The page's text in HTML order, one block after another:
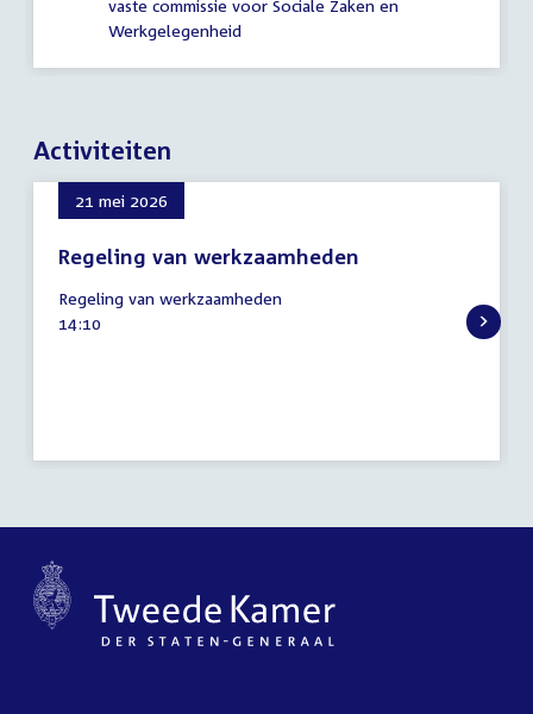
vaste commissie voor Sociale Zaken en
Werkgelegenheid
Activiteiten
21 mei 2026
Regeling van werkzaamheden
mei
2026
Regeling van werkzaamheden
Tijd
14:10